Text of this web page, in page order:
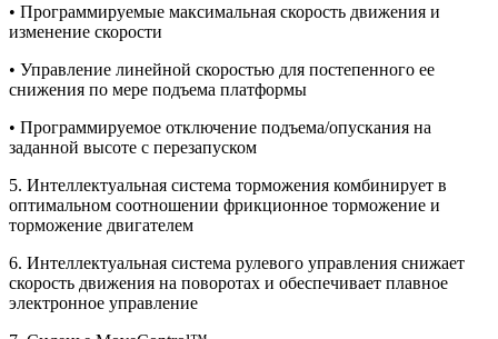
• Программируемые максимальная скорость движения и
изменение скорости
• Управление линейной скоростью для постепенного ее
снижения по мере подъема платформы
• Программируемое отключение подъема/опускания на
заданной высоте с перезапуском
5. Интеллектуальная система торможения комбинирует в
оптимальном соотношении фрикционное торможение и
торможение двигателем
6. Интеллектуальная система рулевого управления снижает
скорость движения на поворотах и обеспечивает плавное
электронное управление